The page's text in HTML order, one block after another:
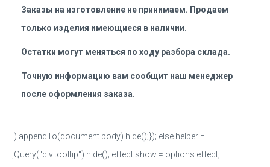
Заказы на изготовление не принимаем. Продаем
только изделия имеющиеся в наличии.
Остатки могут меняться по ходу разбора склада.
Точную информацию вам сообщит наш менеджер
после оформления заказа.
').appendTo(document.body).hide();}); else helper =
jQuery("div.tooltip").hide(); effect.show = options.effect;